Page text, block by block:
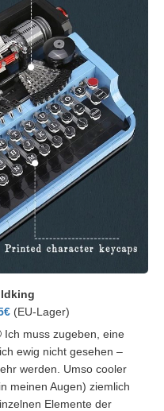
(EU-Lager)
Ich muss zugeben, eine
ewig nicht gesehen –
werden. Umso cooler
meinen Augen) ziemlich
Elemente der